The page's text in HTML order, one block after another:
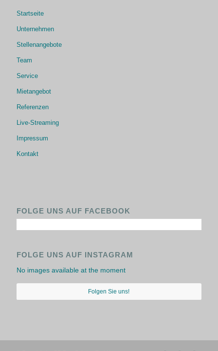
Startseite
Unternehmen
Stellenangebote
Team
Service
Mietangebot
Referenzen
Live-Streaming
Impressum
Kontakt
FOLGE UNS AUF FACEBOOK
FOLGE UNS AUF INSTAGRAM
No images available at the moment
Folgen Sie uns!